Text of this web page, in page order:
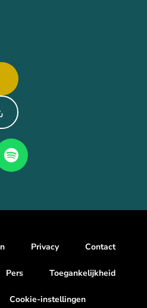
Privacy Contact
Pers Toegankelijkheid
Cookie-instellingen